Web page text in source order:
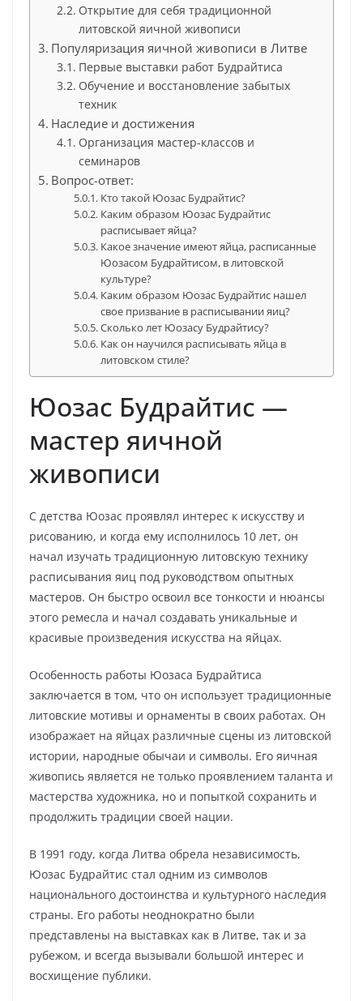
Открытие для себя традиционной
литовской яичной живописи
Популяризация яичной живописи в Литве
Первые выставки работ Будрайтиса
Обучение и восстановление забытых
техник
Наследие и достижения
Организация мастер-классов и
семинаров
Вопрос-ответ:
Кто такой Юозас Будрайтис?
Каким образом Юозас Будрайтис
расписывает яйца?
Какое значение имеют яйца, расписанные
Юозасом Будрайтисом, в литовской
культуре?
Каким образом Юозас Будрайтис нашел
свое призвание в расписывании яиц?
Сколько лет Юозасу Будрайтису?
Как он научился расписывать яйца в
литовском стиле?
Юозас Будрайтис —
мастер яичной
живописи
С детства Юозас проявлял интерес к искусству и
рисованию, и когда ему исполнилось 10 лет, он
начал изучать традиционную литовскую технику
расписывания яиц под руководством опытных
мастеров. Он быстро освоил все тонкости и нюансы
этого ремесла и начал создавать уникальные и
красивые произведения искусства на яйцах.
Особенность работы Юозаса Будрайтиса
заключается в том, что он использует традиционные
литовские мотивы и орнаменты в своих работах. Он
изображает на яйцах различные сцены из литовской
истории, народные обычаи и символы. Его яичная
живопись является не только проявлением таланта и
мастерства художника, но и попыткой сохранить и
продолжить традиции своей нации.
В 1991 году, когда Литва обрела независимость,
Юозас Будрайтис стал одним из символов
национального достоинства и культурного наследия
страны. Его работы неоднократно были
представлены на выставках как в Литве, так и за
рубежом, и всегда вызывали большой интерес и
восхищение публики.